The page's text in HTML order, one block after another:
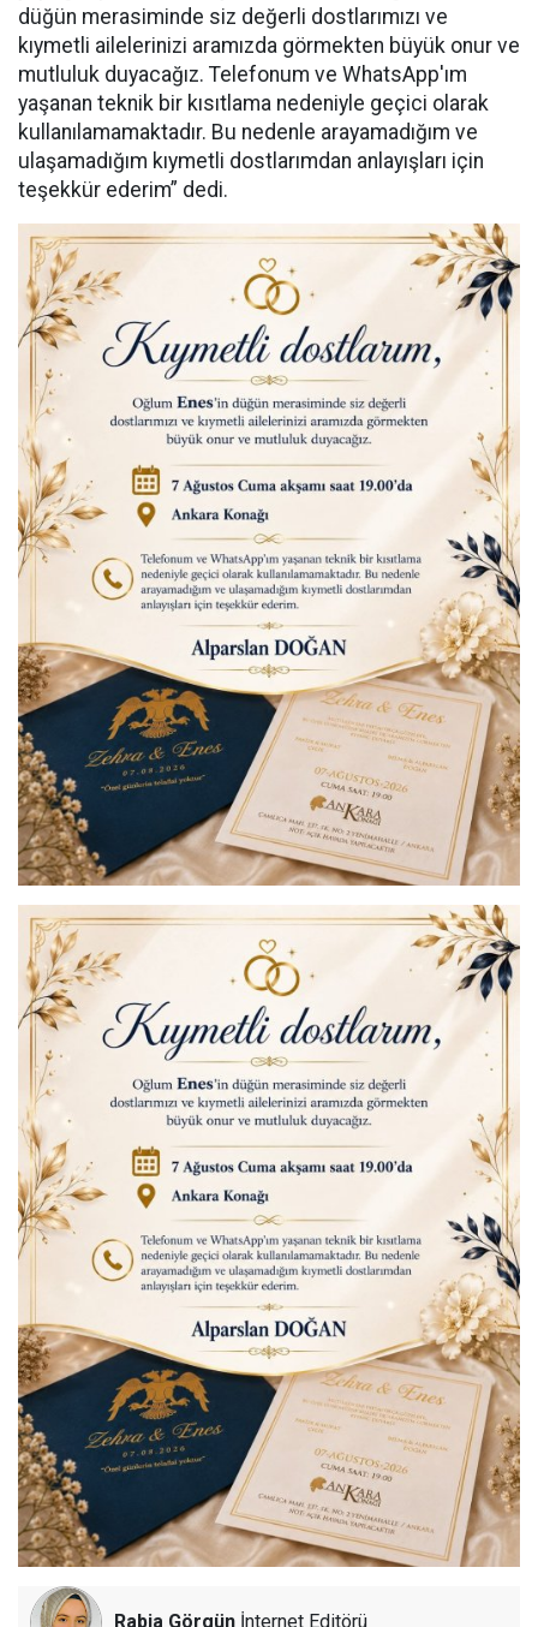
düğün merasiminde siz değerli dostlarımızı ve
kıymetli ailelerinizi aramızda görmekten büyük onur ve
mutluluk duyacağız. Telefonum ve WhatsApp'ım
yaşanan teknik bir kısıtlama nedeniyle geçici olarak
kullanılamamaktadır. Bu nedenle arayamadığım ve
ulaşamadığım kıymetli dostlarımdan anlayışları için
teşekkür ederim” dedi.
Rabia Görgün İnternet Editörü